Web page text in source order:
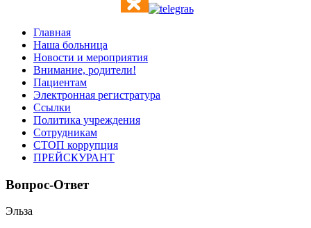
Главная
Наша больница
Новости и мероприятия
Внимание, родители!
Пациентам
Электронная регистратура
Ссылки
Политика учреждения
Сотрудникам
СТОП коррупция
ПРЕЙСКУРАНТ
Вопрос-Ответ
Эльза